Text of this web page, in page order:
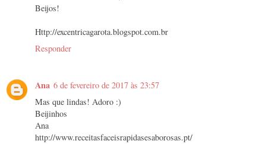
Beijos!
Http://excentricagarota.blogspot.com.br
Responder
Ana 6 de fevereiro de 2017 às 23:57
Mas que lindas! Adoro :)
Beijinhos
Ana
http://www.receitasfaceisrapidasesaborosas.pt/